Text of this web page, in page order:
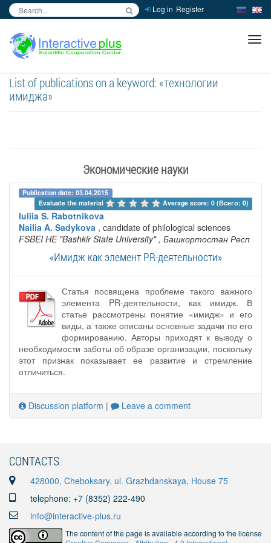
Log in Register
List of publications on a keyword: «технологии
имиджа»
Экономические науки
Publication date: 03.04.2015
Evaluate the material
Average score: 0 (Всего: 0)
Iuliia S. Rabotnikova
Nailia A. Sadykova , candidate of philological sciences
FSBEI HE "Bashkir State University" , Башкортостан Респ
«Имидж как элемент PR-деятельности»
Статья посвящена проблеме такого важного
элемента PR-деятельности, как имидж. В
статье рассмотрены понятие «имидж» и его
виды, а также описаны основные задачи по его
формированию. Авторы приходят к выводу о
необходимости заботы об образе организации, поскольку
этот признак показывает ее развитие и стремление
отличиться.
Discussion platform | Leave a comment
CONTACTS
428000, Cheboksary, ul. Grazhdanskaya, House 75
telephone: +7 (8352) 222-490
info@interactive-plus.ru
The content of the page is available according to the license